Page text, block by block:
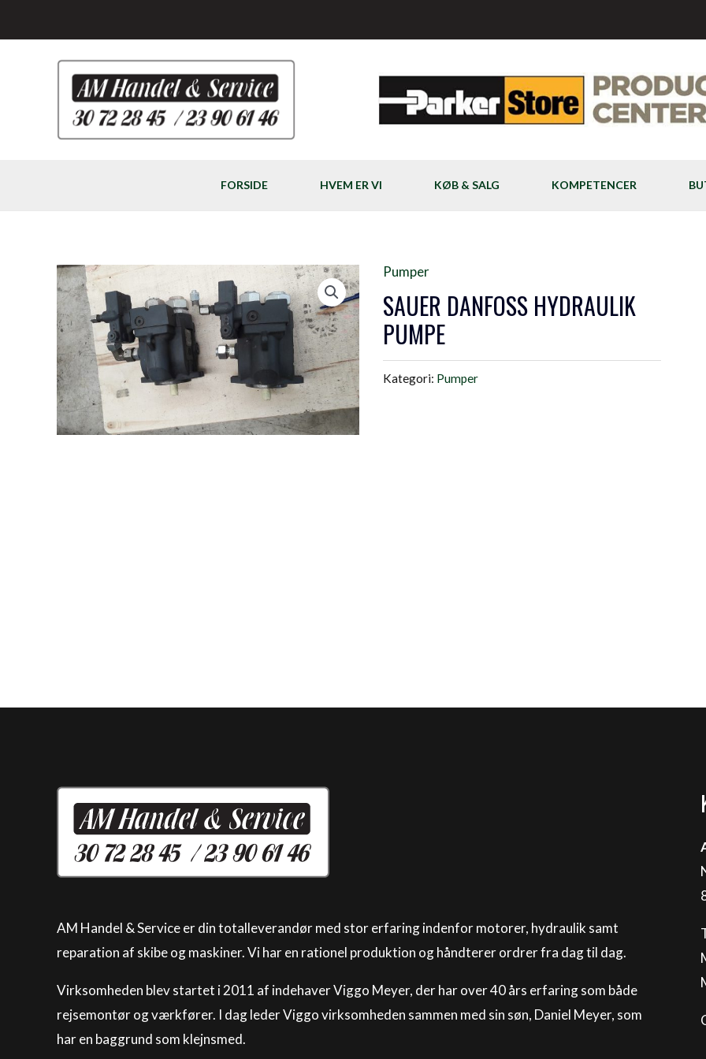
til
FORSIDE HVEM ER VI KØB & SALG KOMPETENCER
Pumper
SAUER DANFOSS HYDRAULIK
PUMPE
Kategori: Pumper
AM Handel & Service er din totalleverandør med stor erfaring indenfor motorer, hydraulik samt
reparation af skibe og maskiner. Vi har en rationel produktion og håndterer ordrer fra dag til dag.
Virksomheden blev startet i 2011 af indehaver Viggo Meyer, der har over 40 års erfaring som både
rejsemontør og værkfører. I dag leder Viggo virksomheden sammen med sin søn, Daniel Meyer, som
har en baggrund som klejnsmed.